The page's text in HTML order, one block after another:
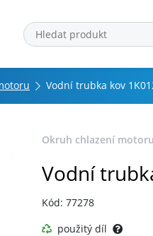
Vodní trubka kov
Okruh chlazení motoru
Vodní
Kód: 77278
použitý díl